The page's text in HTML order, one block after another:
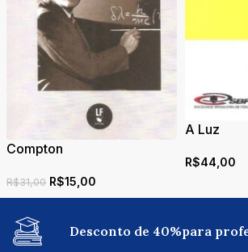
Compton
R$31,00 R$15,00
A Luz
R$44,00
Desconto de 40%para